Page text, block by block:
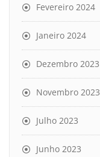
Fevereiro 2024
Janeiro 2024
Dezembro 2023
Novembro 2023
Julho 2023
Junho 2023